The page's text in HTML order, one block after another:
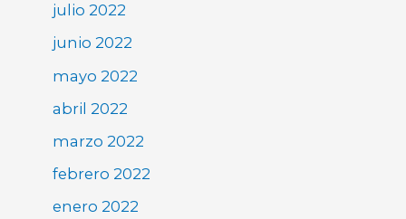
julio 2022
junio 2022
mayo 2022
abril 2022
marzo 2022
febrero 2022
enero 2022